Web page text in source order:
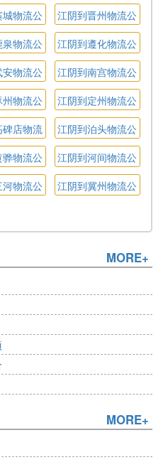
线
物流公
江阴到晋州物流公
司
物流公
江阴到遵化物流公
司
物流公
江阴到南宫物流公
司
物流公
江阴到定州物流公
司
店物流
司
江阴到泊头物流公
司
物流公
江阴到河间物流公
司
物流公
江阴到冀州物流公
MORE+
MORE+